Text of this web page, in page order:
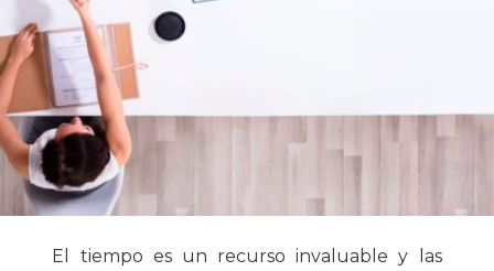
El tiempo es un recurso invaluable y las